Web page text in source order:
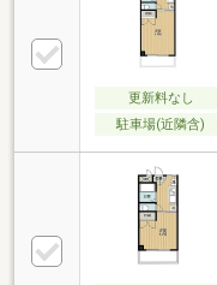
更新料なし
駐車場(近隣含)